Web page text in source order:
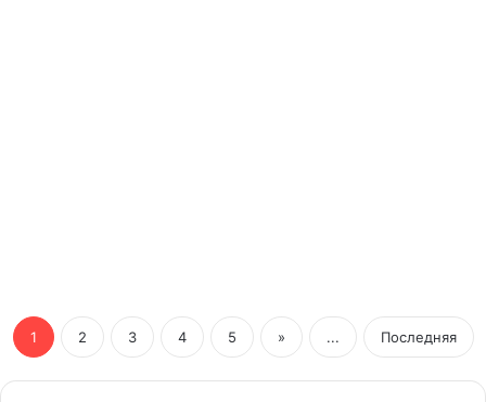
1 2 3 4 5 » ... Последняя